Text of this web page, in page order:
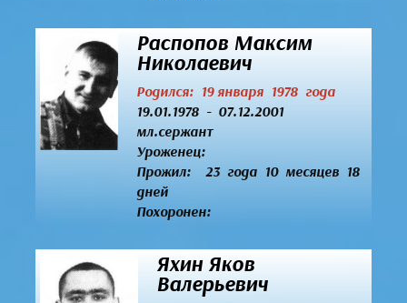
Распопов Максим
Николаевич
Родился: 19 января 1978 года
19.01.1978 - 07.12.2001
мл.сержант
Уроженец:
Прожил: 23 года 10 месяцев 18
дней
Похоронен:
Яхин Яков
Валерьевич